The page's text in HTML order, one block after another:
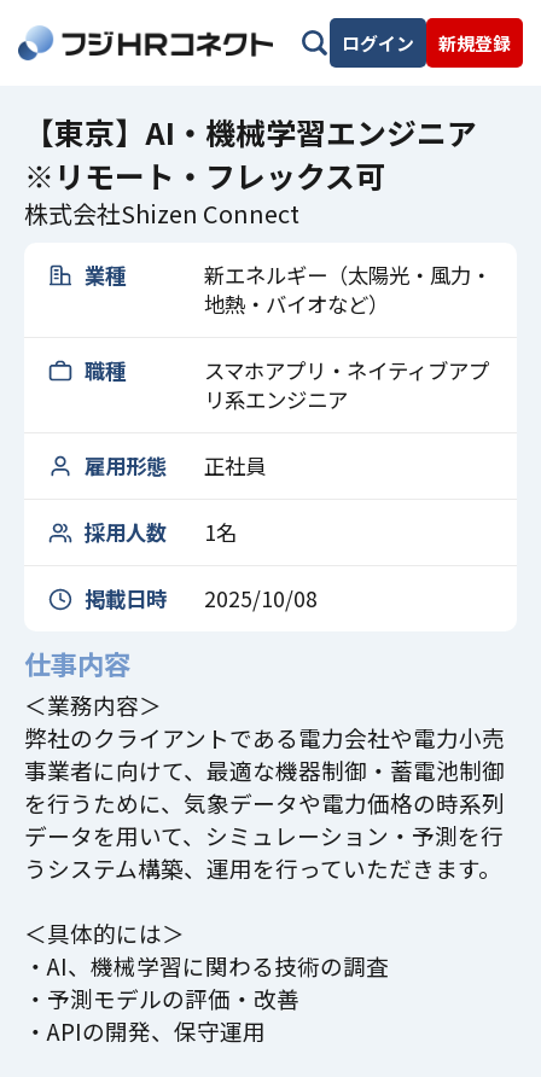
ログイン 新規登録
【東京】AI・機械学習エンジニア
※リモート・フレックス可
株式会社Shizen Connect
業種
新エネルギー（太陽光・風力・
地熱・バイオなど）
職種
スマホアプリ・ネイティブアプ
リ系エンジニア
雇用形態 正社員
採用人数 1名
掲載日時 2025/10/08
仕事内容
＜業務内容＞
弊社のクライアントである電力会社や電力小売
事業者に向けて、最適な機器制御・蓄電池制御
を行うために、気象データや電力価格の時系列
データを用いて、シミュレーション・予測を行
うシステム構築、運用を行っていただきます。
＜具体的には＞
・AI、機械学習に関わる技術の調査
・予測モデルの評価・改善
・APIの開発、保守運用